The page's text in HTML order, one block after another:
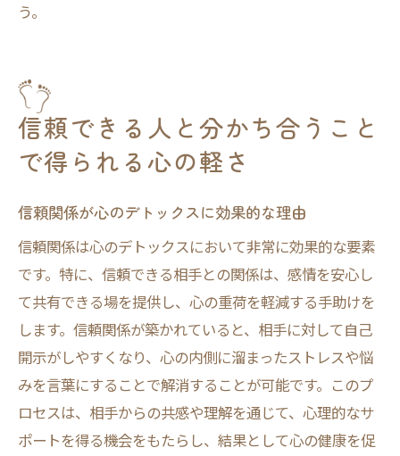
う。
信頼できる人と分かち合うこと
で得られる心の軽さ
信頼関係が心のデトックスに効果的な理由
信頼関係は心のデトックスにおいて非常に効果的な要素
です。特に、信頼できる相手との関係は、感情を安心し
て共有できる場を提供し、心の重荷を軽減する手助けを
します。信頼関係が築かれていると、相手に対して自己
開示がしやすくなり、心の内側に溜まったストレスや悩
みを言葉にすることで解消することが可能です。このプ
ロセスは、相手からの共感や理解を通じて、心理的なサ
ポートを得る機会をもたらし、結果として心の健康を促